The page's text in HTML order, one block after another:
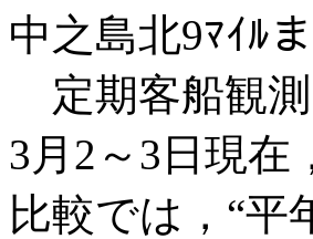
中之島北9ﾏｲﾙ
定期客船観
3月2～3日現
比較では，“平